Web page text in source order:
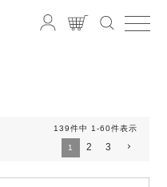
139件中 1 -60件表示
1 2 3